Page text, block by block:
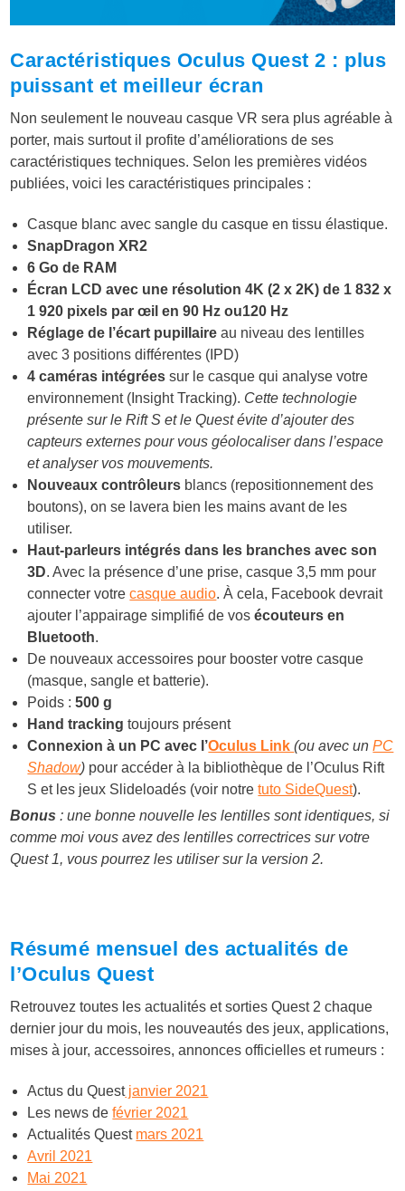
Caractéristiques Oculus Quest 2 : plus
puissant et meilleur écran
Non seulement le nouveau casque VR sera plus agréable à
porter, mais surtout il profite d’améliorations de ses
caractéristiques techniques. Selon les premières vidéos
publiées, voici les caractéristiques principales :
Casque blanc avec sangle du casque en tissu élastique.
SnapDragon XR2
6 Go de RAM
Écran LCD avec une résolution 4K (2 x 2K) de 1 832 x
1 920 pixels par œil en 90 Hz ou120 Hz
Réglage de l’écart pupillaire au niveau des lentilles
avec 3 positions différentes (IPD)
4 caméras intégrées sur le casque qui analyse votre
environnement (Insight Tracking). Cette technologie
présente sur le Rift S et le Quest évite d’ajouter des
capteurs externes pour vous géolocaliser dans l’espace
et analyser vos mouvements.
Nouveaux contrôleurs blancs (repositionnement des
boutons), on se lavera bien les mains avant de les
utiliser.
Haut-parleurs intégrés dans les branches avec son
3D. Avec la présence d’une prise, casque 3,5 mm pour
connecter votrecasque audio. À cela, Facebook devrait
ajouter l’appairage simplifié de vosécouteurs en
Bluetooth.
De nouveaux accessoires pour booster votre casque
(masque, sangle et batterie).
Poids :500 g
Hand tracking toujours présent
Connexion à un PC avec l’Oculus Link(ou avec unPC
Shadow) pour accéder à la bibliothèque de l’Oculus Rift
S et les jeux Slideloadés (voir notretuto SideQuest).
Bonus : une bonne nouvelle les lentilles sont identiques, si
comme moi vous avez des lentilles correctrices sur votre
Quest 1, vous pourrez les utiliser sur la version 2.
Résumé mensuel des actualités de
l’Oculus Quest
Retrouvez toutes les actualités et sorties Quest 2 chaque
dernier jour du mois, les nouveautés des jeux, applications,
mises à jour, accessoires, annonces officielles et rumeurs :
Actus du Questjanvier 2021
Les news defévrier 2021
Actualités Quest mars 2021
Avril 2021
Mai 2021